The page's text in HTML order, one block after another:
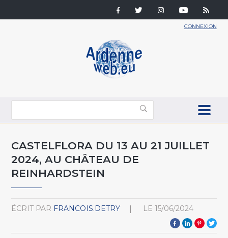
CONNEXION
CASTELFLORA DU 13 AU 21 JUILLET
2024, AU CHÂTEAU DE
REINHARDSTEIN
ÉCRIT PAR FRANCOIS.DETRY LE 15/06/2024